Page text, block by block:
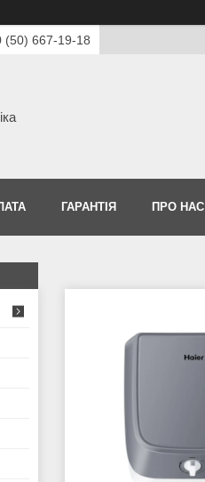
(50) 667-19-18
ГАРАНТІЯ ПРО НАС